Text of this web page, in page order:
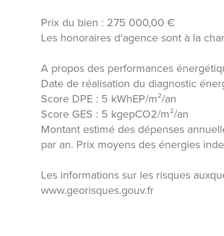
Prix du bien : 275 000,00 €
Les honoraires d'agence sont à la
A propos des performances
Date de réalisation du diagnostic
Score DPE : 5 kWhEP/m²/an
Score GES : 5 kgepCO2/m²/an
Montant estimé des dépenses
par an. Prix moyens des énergies
Les informations sur les risques
www.georisques.gouv.fr